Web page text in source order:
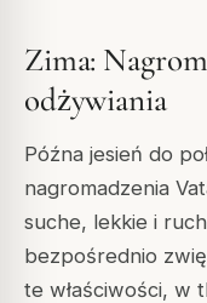
Zima:
odżywiania
Późna jesień do
nagromadzenia
suche, lekkie i
bezpośrednio
te właściwości, w